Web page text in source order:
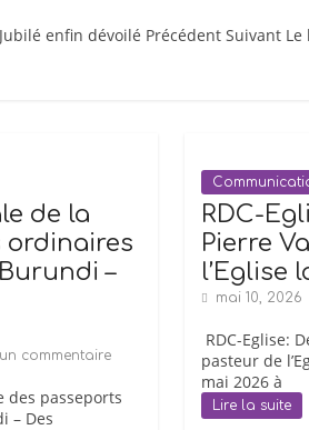
Jubilé enfin dévoilé Précédent Suivant
de la
ordinaires
–
commentaire
des passeports
– Des
RDC-
Pierre
l’Eglise
mai 10, 2026
RDC-Eglise:
pasteur de
mai 2026 à
Lire la suite